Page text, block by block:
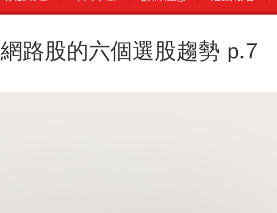
網路股的六個選股趨勢 p.7